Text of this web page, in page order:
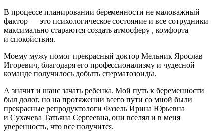
В процессе планировании беременности не маловажный
фактор — это психологическое состояние и все сотрудники
максимально стараются создать атмосферу , комфорта
и спокойствия.
Моему мужу помог прекрасный доктор Мельник Ярослав
Игоревич, благодаря его профессионализму и чудесной
команде получилось добыть сперматозоиды.
А значит и шанс зачать ребенка. Мой путь к беременности
был долог, но на протяжении всего пути со мной были
прекрасные репродуктологи Фазель Ирина Юрьевна
и Сухачева Татьяна Сергеевна, они вселял и в меня
уверенность, что все получится.